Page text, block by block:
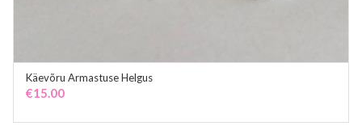
Käevõru Armastuse Helgus
€15.00